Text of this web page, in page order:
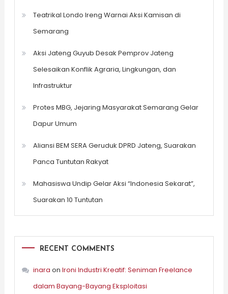
Teatrikal Londo Ireng Warnai Aksi Kamisan di
Semarang
Aksi Jateng Guyub Desak Pemprov Jateng
Selesaikan Konflik Agraria, Lingkungan, dan
Infrastruktur
Protes MBG, Jejaring Masyarakat Semarang Gelar
Dapur Umum
Aliansi BEM SERA Geruduk DPRD Jateng, Suarakan
Panca Tuntutan Rakyat
Mahasiswa Undip Gelar Aksi “Indonesia Sekarat”,
Suarakan 10 Tuntutan
RECENT COMMENTS
inara on Ironi Industri Kreatif: Seniman Freelance
dalam Bayang-Bayang Eksploitasi